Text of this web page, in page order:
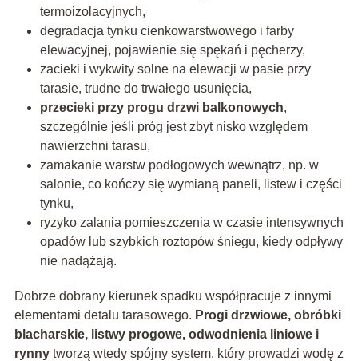
termoizolacyjnych,
degradacja tynku cienkowarstwowego i farby
elewacyjnej, pojawienie się spękań i pęcherzy,
zacieki i wykwity solne na elewacji w pasie przy
tarasie, trudne do trwałego usunięcia,
przecieki przy progu drzwi balkonowych,
szczególnie jeśli próg jest zbyt nisko względem
nawierzchni tarasu,
zamakanie warstw podłogowych wewnątrz, np. w
salonie, co kończy się wymianą paneli, listew i części
tynku,
ryzyko zalania pomieszczenia w czasie intensywnych
opadów lub szybkich roztopów śniegu, kiedy odpływy
nie nadążają.
Dobrze dobrany kierunek spadku współpracuje z innymi
elementami detalu tarasowego. Progi drzwiowe, obróbki
blacharskie, listwy progowe, odwodnienia liniowe i
rynnytworzą wtedy spójny system, który prowadzi wodę z